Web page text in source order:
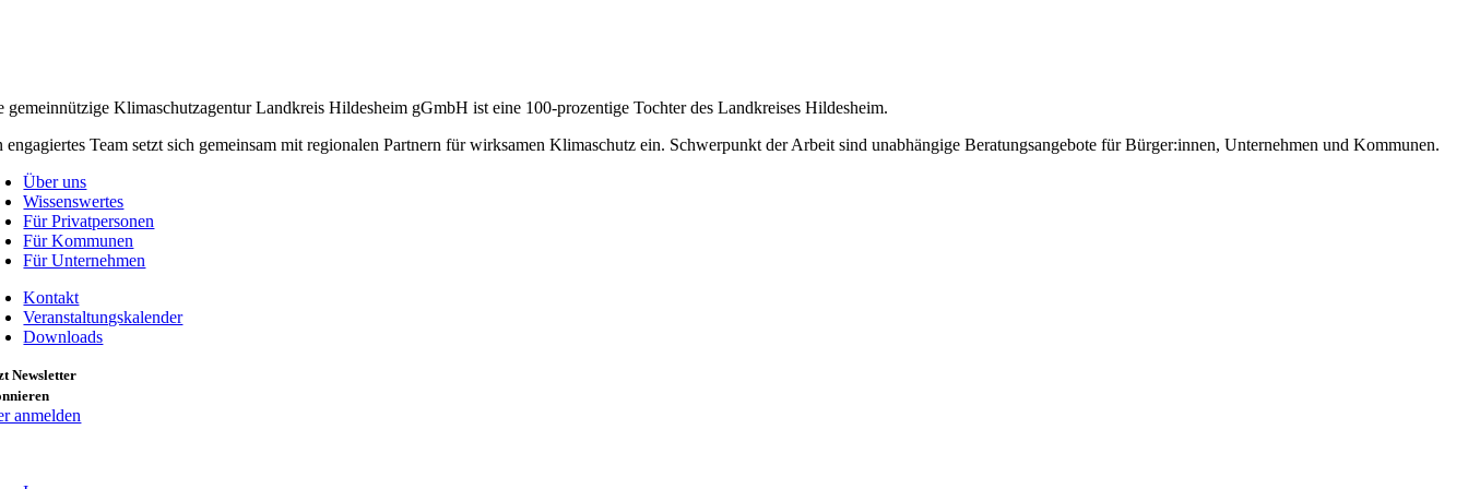
gemeinnützige Klimaschutzagentur Landkreis Hildesheim gGmbH ist eine 100-prozentige Tochter des Landkreises Hildesheim.
engagiertes Team setzt sich gemeinsam mit regionalen Partnern für wirksamen Klimaschutz ein. Schwerpunkt der Arbeit sind unabhängige Beratungsangebote für Bürger:innen, Unternehmen und Kommunen.
Über uns
Wissenswertes
Für Privatpersonen
Für Kommunen
Für Unternehmen
Kontakt
Veranstaltungskalender
Downloads
Newsletter
anmelden